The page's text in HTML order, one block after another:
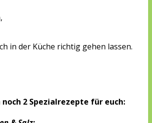
in der Küche richtig gehen lassen.
noch 2 Spezialrezepte für euch: